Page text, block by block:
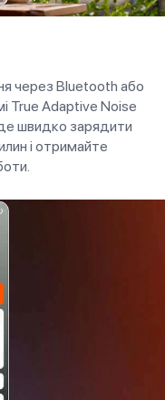
через Bluetooth або
True Adaptive Noise
швидко зарядити
і отримайте